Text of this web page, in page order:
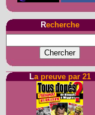
Recherche
La preuve par 21